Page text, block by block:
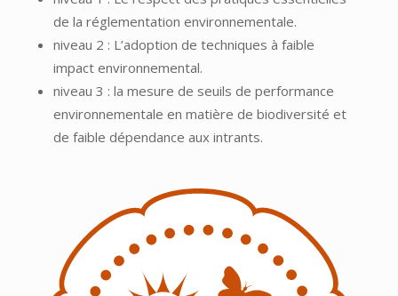
de la réglementation environnementale.
niveau 2 : L’adoption de techniques à faible
impact environnemental.
niveau 3 : la mesure de seuils de performance
environnementale en matière de biodiversité et
de faible dépendance aux intrants.